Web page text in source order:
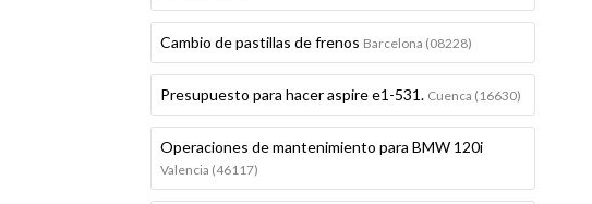
Cambio de pastillas de frenos Barcelona (08228)
Presupuesto para hacer aspire e1-531. Cuenca (16630)
Operaciones de mantenimiento para BMW 120i
Valencia (46117)